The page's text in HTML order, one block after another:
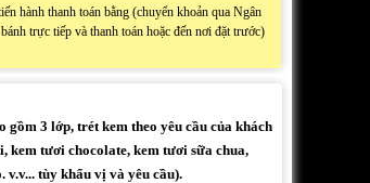
hành thanh toán bằng (chuyển khoản qua Ngân
trực tiếp và thanh toán hoặc đến nơi đặt trước)
3 lớp, trét kem theo yêu cầu của khách
kem tươi chocolate, kem tươi sữa chua,
tùy khẩu vị và yêu cầu).